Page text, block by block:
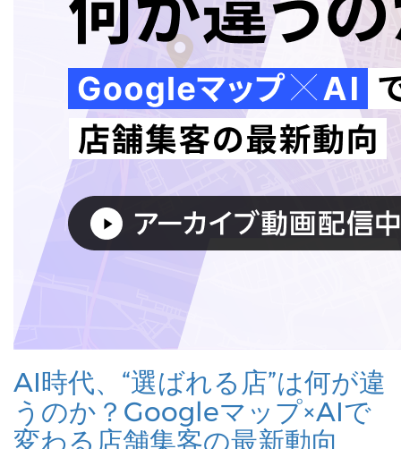
AI時代、“選ばれる店”は何が違
うのか？Googleマップ×AIで
変わる店舗集客の最新動向